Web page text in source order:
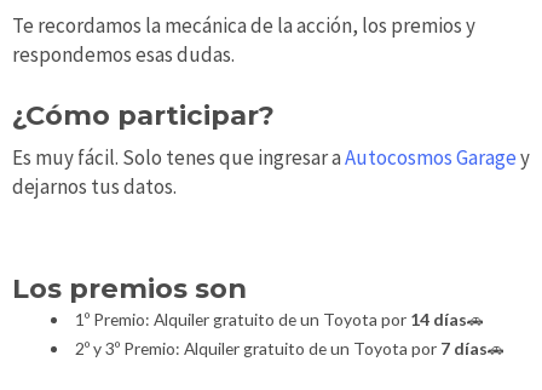
Te recordamos la mecánica de la acción, los premios y
respondemos esas dudas.
¿Cómo participar?
Es muy fácil. Solo tenes que ingresar aAutocosmos Garagey
dejarnos tus datos.
Los premios son
1º Premio: Alquiler gratuito de un Toyota por 14 días🚗
2º y 3º Premio: Alquiler gratuito de un Toyota por7 días🚗